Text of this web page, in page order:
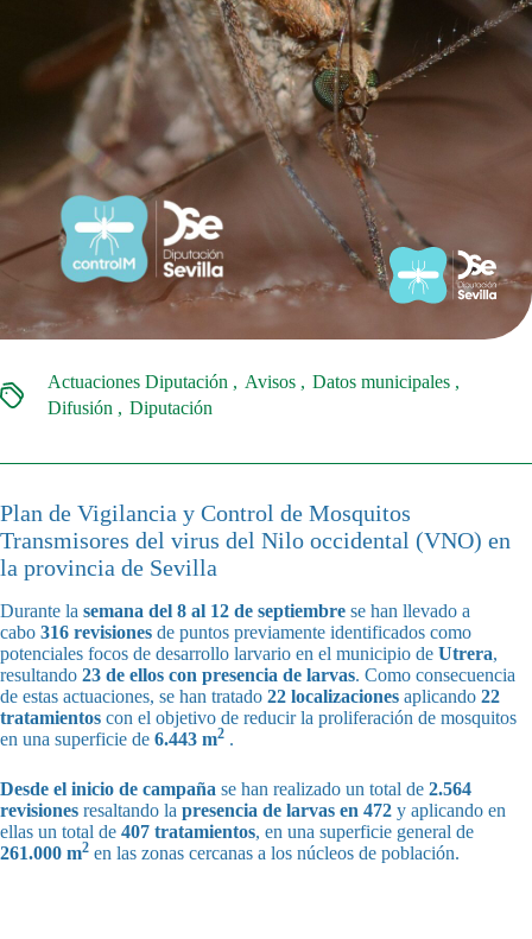
Actuaciones Diputación Avisos
Datos municipales
Difusión
Diputación
Plan de Vigilancia y Control de Mosquitos
Transmisores del virus del Nilo occidental (VNO) en
la provincia de Sevilla
Durante la semana del 8 al 12 de septiembre se han llevado a
cabo 316 revisiones de puntos previamente identificados como
potenciales focos de desarrollo larvario en el municipio de Utrera,
resultando 23 de ellos con presencia de larvas. Como consecuencia
de estas actuaciones, se han tratado 22 localizaciones aplicando 22
tratamientos con el objetivo de reducir la proliferación de mosquitos
en una superficie de 6.443 m2 .
Desde el inicio de campaña se han realizado un total de 2.564
revisiones resaltando la presencia de larvas en 472 y aplicando en
ellas un total de 407 tratamientos, en una superficie general de
261.000 m2 en las zonas cercanas a los núcleos de población.